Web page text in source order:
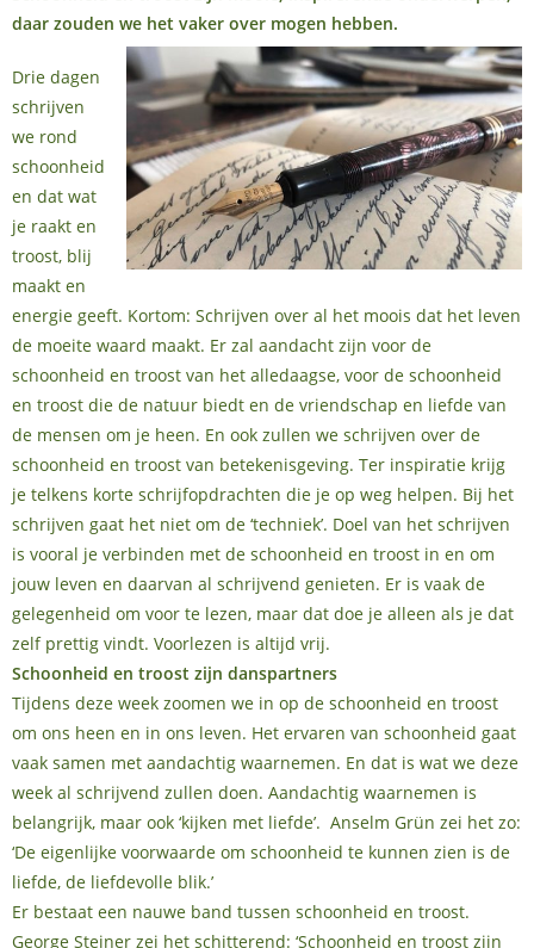
daar zouden we het vaker over mogen hebben.
Drie dagen
schrijven
we rond
schoonheid
en dat wat
je raakt en
troost, blij
maakt en
energie geeft. Kortom: Schrijven over al het moois dat het leven
de moeite waard maakt. Er zal aandacht zijn voor de
schoonheid en troost van het alledaagse, voor de schoonheid
en troost die de natuur biedt en de vriendschap en liefde van
de mensen om je heen. En ook zullen we schrijven over de
schoonheid en troost van betekenisgeving. Ter inspiratie krijg
je telkens korte schrijfopdrachten die je op weg helpen. Bij het
schrijven gaat het niet om de ‘techniek’. Doel van het schrijven
is vooral je verbinden met de schoonheid en troost in en om
jouw leven en daarvan al schrijvend genieten. Er is vaak de
gelegenheid om voor te lezen, maar dat doe je alleen als je dat
zelf prettig vindt. Voorlezen is altijd vrij.
Schoonheid en troost zijn danspartners
Tijdens deze week zoomen we in op de schoonheid en troost
om ons heen en in ons leven. Het ervaren van schoonheid gaat
vaak samen met aandachtig waarnemen. En dat is wat we deze
week al schrijvend zullen doen. Aandachtig waarnemen is
belangrijk, maar ook ‘kijken met liefde’. Anselm Grün zei het zo:
‘De eigenlijke voorwaarde om schoonheid te kunnen zien is de
liefde, de liefdevolle blik.’
Er bestaat een nauwe band tussen schoonheid en troost.
George Steiner zei het schitterend: ‘Schoonheid en troost zijn